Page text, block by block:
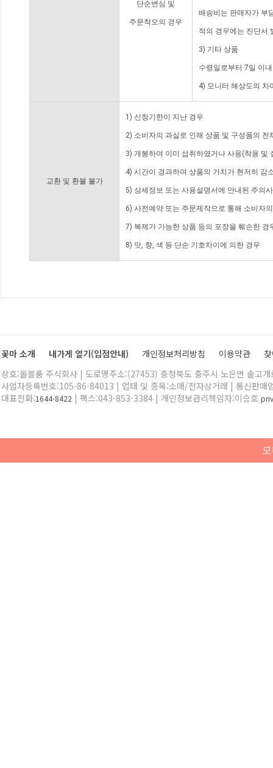
단순변심 및
주문착오의 경우
배송비는 판매자가 부
적의 경우에는 진단서
3) 기타 상품
수령일로부터 7일 이
4) 모니터 해상도의 차
교환 및 환불 불가
1) 신청기한이 지난 경우
2) 소비자의 과실로 인해 상품 및 구성품의
3) 개봉하여 이미 섭취하였거나 사용(착용 및
4) 시간이 경과하여 상품의 가치가 현저히 감
5) 상세정보 또는 사용설명서에 안내된 주의
6) 사전예약 또는 주문제작으로 통해 소비자
7) 복제가 가능한 상품 등의 포장을 훼손한 경
8) 맛, 향, 색 등 단순 기호차이에 의한 경우
꽃마 소개 내가게 열기(입점안내) 개인정보처리방침 이용약관
상호:올블룸 주식회사 | 도로명주소:(27453) 충청북도 충주시 노은면 솔고
사업자등록번호:105-86-84013 | 업태 및 종목:소매/전자상거래 | 통신판매
대표전화:1644-8422 | 팩스:043-853-3384 | 개인정보관리책임자:이승호